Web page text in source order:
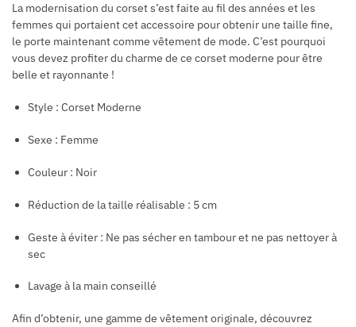
La modernisation du corset s’est faite au fil des années et les
femmes qui portaient cet accessoire pour obtenir une taille fine,
le porte maintenant comme vêtement de mode. C’est pourquoi
vous devez profiter du charme de ce corset moderne pour être
belle et rayonnante !
Style : Corset Moderne
Sexe : Femme
Couleur : Noir
Réduction de la taille réalisable : 5 cm
Geste à éviter : Ne pas sécher en tambour et ne pas nettoyer à
sec
Lavage à la main conseillé
Afin d’obtenir, une gamme de vêtement originale, découvrez